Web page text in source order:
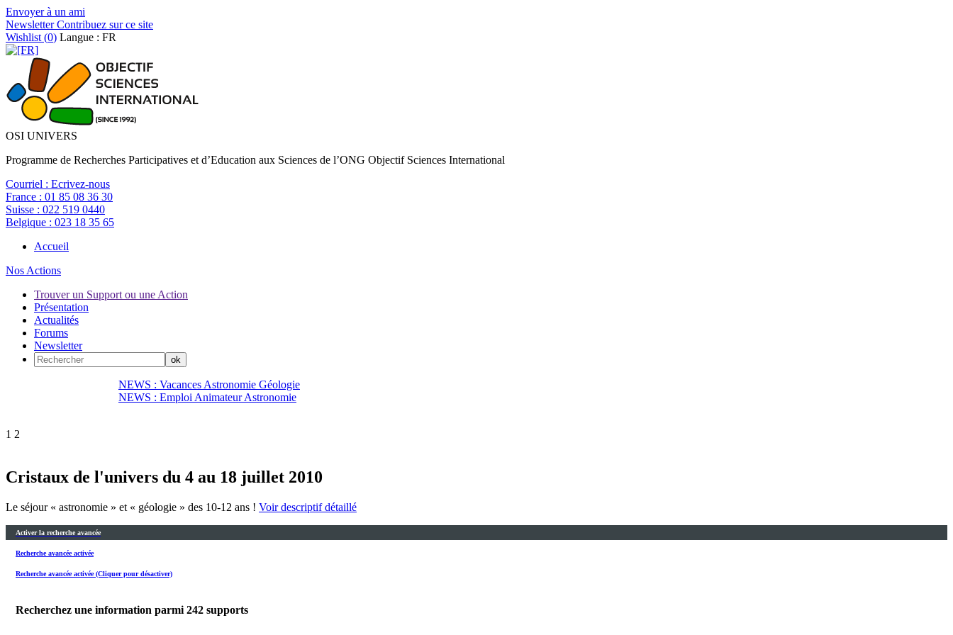
Envoyer à un ami
NewsletterContribuez sur ce site
Wishlist (0) Langue : FR
OSI UNIVERS
Programme de Recherches Participatives et d’Education aux Sciences de l’ONG Objectif Sciences International
Courriel : Ecrivez-nous
France : 01 85 08 36 30
Suisse : 022 519 0440
Belgique : 023 18 35 65
Accueil
Nos Actions
Trouver un Support ou une Action
Présentation
Actualités
Forums
Newsletter
NEWS : Vacances Astronomie Géologie
NEWS : Emploi Animateur Astronomie
1 2
Cristaux de l'univers du 4 au 18 juillet 2010
Le séjour « astronomie » et « géologie » des 10-12 ans ! Voir descriptif détaillé
Activer la recherche avancée
Recherche avancée activée
Recherche avancée activée (Cliquer pour désactiver)
Recherchez une information parmi 242 supports